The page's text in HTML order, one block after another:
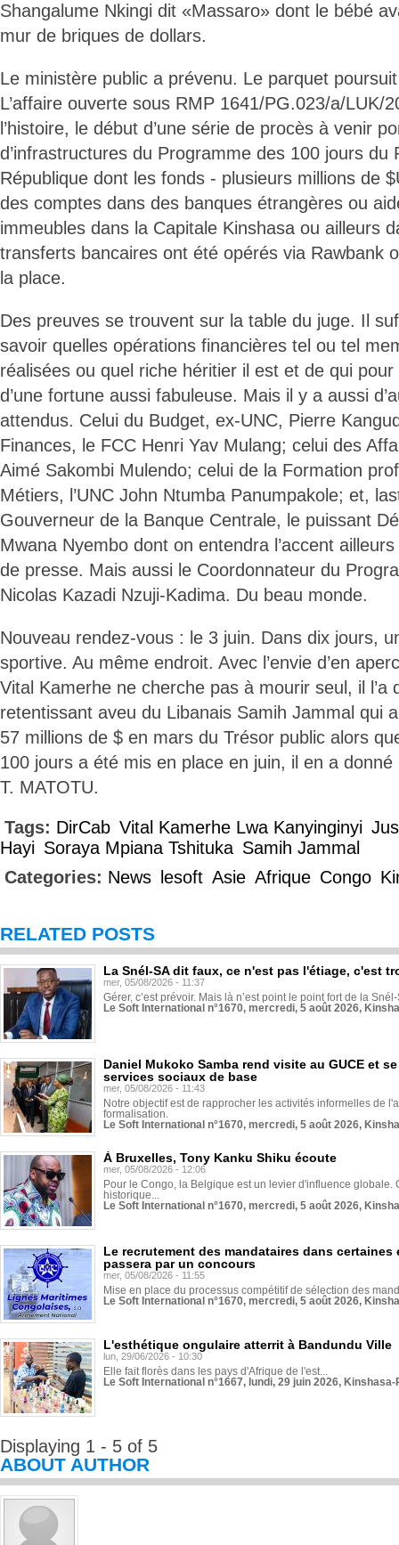
Shangalume Nkingi dit «Massaro» dont le bébé
mur de briques de dollars.
Le ministère public a prévenu. Le parquet
L’affaire ouverte sous RMP 1641/PG.023/a/LUK/
l’histoire, le début d’une série de procès à venir
d’infrastructures du Programme des 100 jours du
République dont les fonds - plusieurs millions de
des comptes dans des banques étrangères ou
immeubles dans la Capitale Kinshasa ou ailleurs
transferts bancaires ont été opérés via Rawbank
la place.
Des preuves se trouvent sur la table du juge. Il
savoir quelles opérations financières tel ou tel
réalisées ou quel riche héritier il est et de qui
d’une fortune aussi fabuleuse. Mais il y a aussi
attendus. Celui du Budget, ex-UNC, Pierre
Finances, le FCC Henri Yav Mulang; celui des
Aimé Sakombi Mulendo; celui de la Formation
Métiers, l’UNC John Ntumba Panumpakole; et,
Gouverneur de la Banque Centrale, le puissant
Mwana Nyembo dont on entendra l’accent
de presse. Mais aussi le Coordonnateur du
Nicolas Kazadi Nzuji-Kadima. Du beau monde.
Nouveau rendez-vous : le 3 juin. Dans dix jours,
sportive. Au même endroit. Avec l’envie d’en
Vital Kamerhe ne cherche pas à mourir seul, il l’a
retentissant aveu du Libanais Samih Jammal qui
57 millions de $ en mars du Trésor public alors
100 jours a été mis en place en juin, il en a
T. MATOTU.
Tags: DirCab Vital Kamerhe Lwa Kanyinginyi
Hayi Soraya Mpiana Tshituka Samih Jammal
Categories: News lesoft Asie Afrique Congo
RELATED POSTS
La Snél-SA dit faux, ce n'est pas l'étiage, c'est
mer, 05/08/2026 - 11:37
Gérer, c’est prévoir. Mais là n’est point le point fort de la
Le Soft International n°1670, mercredi, 5 août 2026,
Daniel Mukoko Samba rend visite au GUCE et
services sociaux de base
mer, 05/08/2026 - 11:43
Notre objectif est de rapprocher les activités informelles de
formalisation.
Le Soft International n°1670, mercredi, 5 août 2026,
À Bruxelles, Tony Kanku Shiku écoute
mer, 05/08/2026 - 12:06
Pour le Congo, la Belgique est un levier d'influence globale.
historique...
Le Soft International n°1670, mercredi, 5 août 2026,
Le recrutement des mandataires dans
passera par un concours
mer, 05/08/2026 - 11:55
Mise en place du processus compétitif de sélection des
Le Soft International n°1670, mercredi, 5 août 2026,
L'esthétique ongulaire atterrit à Bandundu Ville
lun, 29/06/2026 - 10:30
Elle fait florès dans les pays d'Afrique de l'est...
Le Soft International n°1667, lundi, 29 juin 2026,
Displaying 1 - 5 of 5
ABOUT AUTHOR